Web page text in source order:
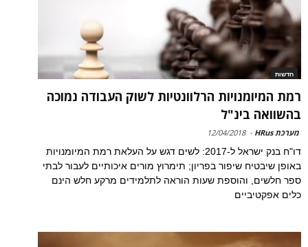
חדשות
רמת המיומנויות הרלוונטיות לשוק העבודה נמוכה
בהשוואה בינ"ל
מערכת HRus -
12/04/2018
דו"ח בנק ישראל ל-2017: לשים דגש על העלאת רמת המיומנויות
באופן שיבטיח שיפור בפריון; תימרוץ מורים איכותיים לעבור לבתי
ספר חלשים, והוספת שעות הוראה לתלמידים מרקע חלש הינם
כלים אפקטיביים